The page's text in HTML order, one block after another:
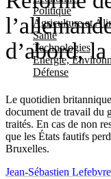
Politique
Agriculture et
Santé
Technologies
Energie,
Défense
d’abord,
Le quotidien
document de travail du
traités. En cas de non
que les États fautifs
Bruxelles.
Jean-Sébastien Lefebvre